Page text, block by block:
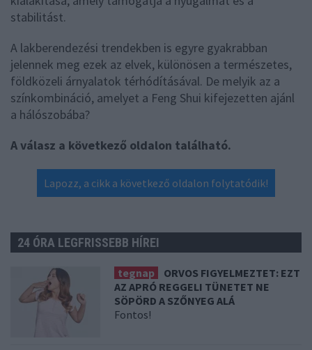
stabilitást.
A lakberendezési trendekben is egyre gyakrabban
jelennek meg ezek az elvek, különösen a természetes,
földközeli árnyalatok térhódításával. De melyik az a
színkombináció, amelyet a Feng Shui kifejezetten ajánl
a hálószobába?
A válasz a következő oldalon található.
Lapozz, a cikk a következő oldalon folytatódik!
24 ÓRA LEGFRISSEBB HÍREI
tegnap
ORVOS FIGYELMEZTET: EZT
AZ APRÓ REGGELI TÜNETET NE
SÖPÖRD A SZŐNYEG ALÁ
Fontos!